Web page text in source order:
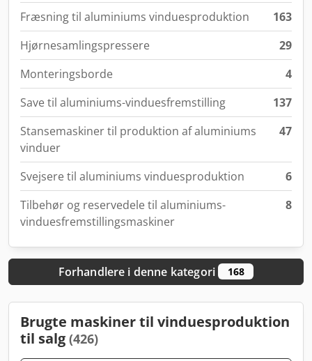
Fræsning til aluminiums vinduesproduktion
163
Hjørnesamlingspressere
29
Monteringsborde
4
Save til aluminiums-vinduesfremstilling
137
Stansemaskiner til produktion af aluminiums
vinduer
47
Svejsere til aluminiums vinduesproduktion
6
Tilbehør og reservedele til aluminiums-
vinduesfremstillingsmaskiner
8
Forhandlere i denne kategori 168
Brugte maskiner til vinduesproduktion
til salg (426)